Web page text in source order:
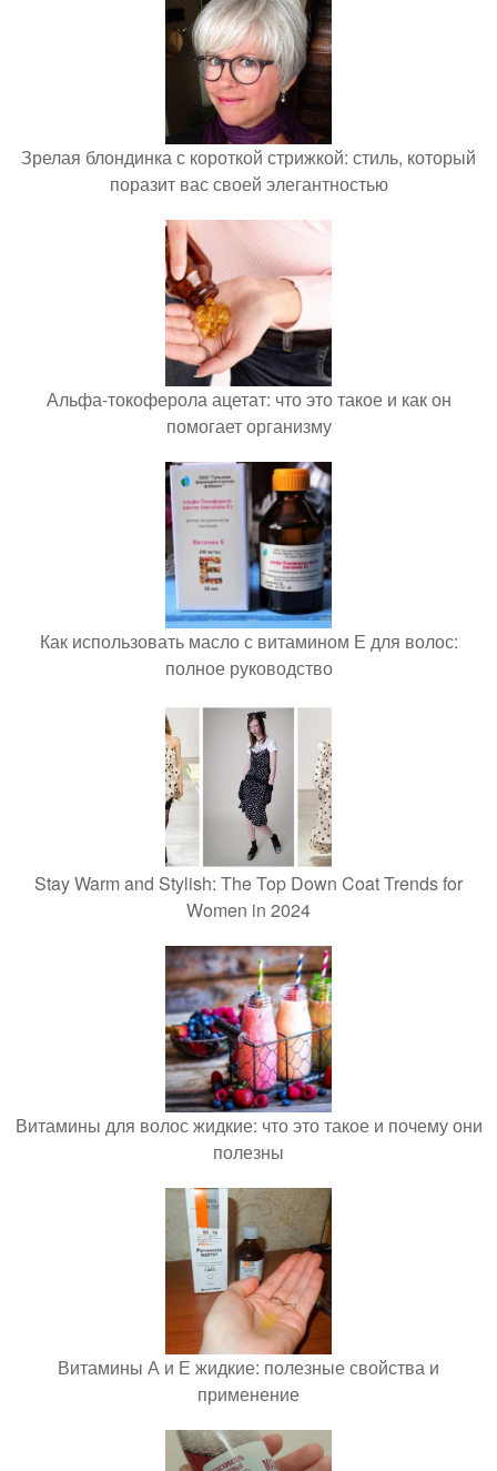
Зрелая блондинка с короткой стрижкой: стиль, который
поразит вас своей элегантностью
Альфа-токоферола ацетат: что это такое и как он
помогает организму
Как использовать масло с витамином Е для волос:
полное руководство
Stay Warm and Stylish: The Top Down Coat Trends for
Women in 2024
Витамины для волос жидкие: что это такое и почему они
полезны
Витамины А и Е жидкие: полезные свойства и
применение